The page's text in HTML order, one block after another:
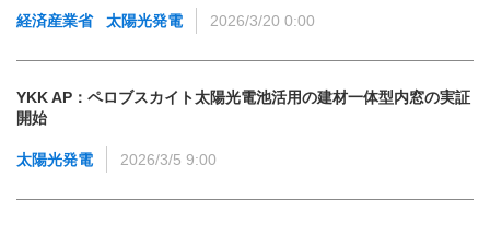
経済産業省 太陽光発電 2026/3/20 0:00
YKK AP：ペロブスカイト太陽光電池活用の建材一体型内窓の実証
開始
太陽光発電 2026/3/5 9:00